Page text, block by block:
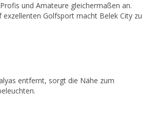
und Amateure gleichermaßen an.
Golfsport macht Belek City zu
entfernt, sorgt die Nähe zum